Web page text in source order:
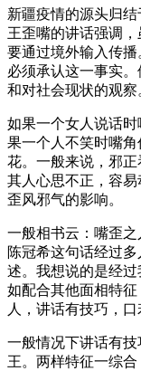
新疆疫情的源头归结
王歪嘴的讲话强调
要通过境外输入传
必须承认这一事实
和对社会现状的观察
如果一个女人说话
果一个人不笑时嘴
花。一般来说，邪
其人心思不正，容
歪风邪气的影响。
一般相书云：嘴歪
陈冠希这句话经过
述。我想说的是经
如配合其他面相特
人，讲话有技巧，
一般情况下讲话有
王。两样特征一综